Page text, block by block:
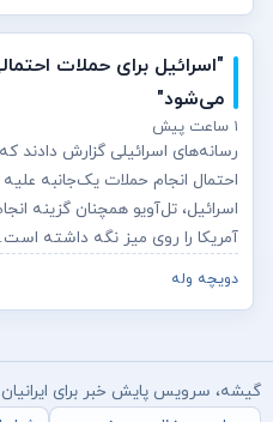
"اسرائیل برای حملات
می‌شود"
۱ ساعت پیش
رسانه‌های اسرائیلی گزارش دادند
اسرائیل، تل‌آویو همچنان گزینه
آمریکا را روی میز نگه داشته است.
دویچه وله
گیشه، سرویس پایش خبر برای